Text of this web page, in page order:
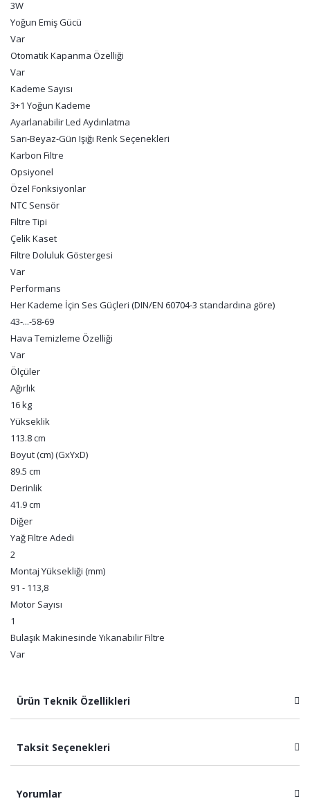
3W
Yoğun Emiş Gücü
Var
Otomatik Kapanma Özelliği
Var
Kademe Sayısı
3+1 Yoğun Kademe
Ayarlanabilir Led Aydınlatma
Sarı-Beyaz-Gün Işığı Renk Seçenekleri
Karbon Filtre
Opsiyonel
Özel Fonksiyonlar
NTC Sensör
Filtre Tipi
Çelik Kaset
Filtre Doluluk Göstergesi
Var
Performans
Her Kademe İçin Ses Güçleri (DIN/EN 60704-3 standardına göre)
43-...-58-69
Hava Temizleme Özelliği
Var
Ölçüler
Ağırlık
16 kg
Yükseklik
113.8 cm
Boyut (cm) (GxYxD)
89.5 cm
Derinlik
41.9 cm
Diğer
Yağ Filtre Adedi
2
Montaj Yüksekliği (mm)
91 - 113,8
Motor Sayısı
1
Bulaşık Makinesinde Yıkanabilir Filtre
Var
Ürün Teknik Özellikleri
Taksit Seçenekleri
Yorumlar